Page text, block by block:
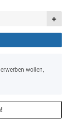
wollen,